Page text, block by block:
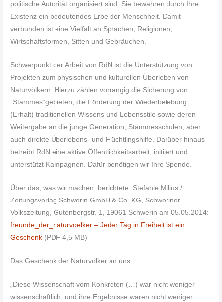
politische Autorität organisiert sind. Sie bewahren durch Ihre
Existenz ein bedeutendes Erbe der Menschheit. Damit
verbunden ist eine Vielfalt an Sprachen, Religionen,
Wirtschaftsformen, Sitten und Gebräuchen.
Schwerpunkt der Arbeit von RdN ist die Unterstützung von
Projekten zum physischen und kulturellen Überleben von
Naturvölkern. Hierzu zählen vorrangig die Sicherung von
„Stammes“gebieten, die Förderung der Wiederbelebung
(Erhalt) traditionellen Wissens und Lebensstile sowie deren
Weitergabe an die junge Generation, Stammesschulen, aber
auch direkte Überlebens- und Flüchtlingshilfe. Darüber hinaus
betreibt RdN eine aktive Öffentlichkeitsarbeit, initiiert und
unterstützt Kampagnen. Dafür benötigen wir Ihre Spende.
Über das, was wir machen, berichtete Stefanie Milius /
Zeitungsverlag Schwerin GmbH & Co. KG, Schweriner
Volkszeitung, Gutenbergstr. 1, 19061 Schwerin am 05.05.2014:
freunde_der_naturvoelker – Jeder Tag in Freiheit ist ein
Geschenk (PDF 4,5 MB)
Das Geschenk der Naturvölker an uns
„Diese Wissenschaft vom Konkreten (…) war nicht weniger
wissenschaftlich, und ihre Ergebnisse waren nicht weniger